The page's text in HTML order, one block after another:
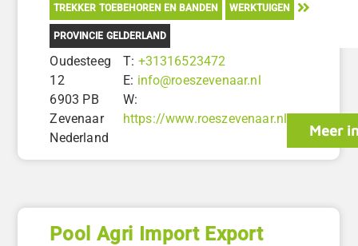
TREKKER TOEBEHOREN EN BANDEN WERKTUIGEN
PROVINCIE GELDERLAND
Oudesteeg
12
6903 PB
Zevenaar
Nederland
T: +31316523472
E: info@roeszevenaar.nl
W:
https://www.roeszevenaar.nl
Meer
Pool Agri Import Export